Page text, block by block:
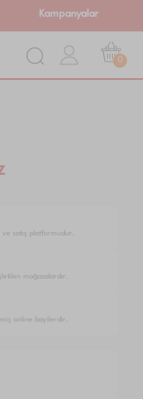
Kampanyalar
0
satış platformudur.
mağazalardır.
online bayilerdir.